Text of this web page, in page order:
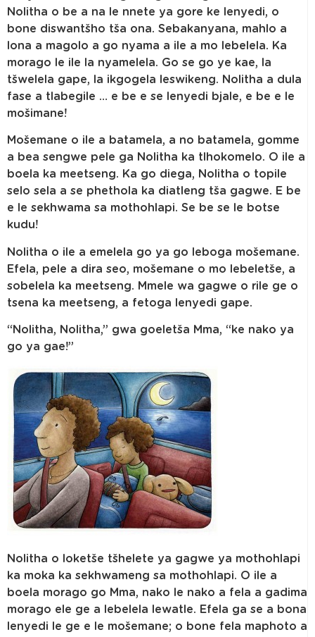
Nolitha o be a na le nnete ya gore ke lenyedi, o
bone diswantšho tša ona. Sebakanyana, mahlo a
lona a magolo a go nyama a ile a mo lebelela. Ka
morago le ile la nyamelela. Go se go ye kae, la
tšwelela gape, la ikgogela leswikeng. Nolitha a dula
fase a tlabegile … e be e se lenyedi bjale, e be e le
mošimane!
Mošemane o ile a batamela, a no batamela, gomme
a bea sengwe pele ga Nolitha ka tlhokomelo. O ile a
boela ka meetseng. Ka go diega, Nolitha o topile
selo sela a se phethola ka diatleng tša gagwe. E be
e le sekhwama sa mothohlapi. Se be se le botse
kudu!
Nolitha o ile a emelela go ya go leboga mošemane.
Efela, pele a dira seo, mošemane o mo lebeletše, a
sobelela ka meetseng. Mmele wa gagwe o rile ge o
tsena ka meetseng, a fetoga lenyedi gape.
“Nolitha, Nolitha,” gwa goeletša Mma, “ke nako ya
go ya gae!”
Nolitha o loketše tšhelete ya gagwe ya mothohlapi
ka moka ka sekhwameng sa mothohlapi. O ile a
boela morago go Mma, nako le nako a fela a gadima
morago ele ge a lebelela lewatle. Efela ga se a bona
lenyedi le ge e le mošemane; o bone fela maphoto a